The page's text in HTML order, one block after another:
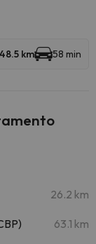
48.5 km 58 min
26.2 km
63.1 km